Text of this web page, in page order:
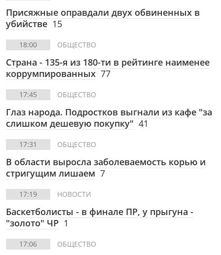
Присяжные оправдали двух обвиненных в
убийстве 15
18:00 ОБЩЕСТВО
Страна - 135-я из 180-ти в рейтинге наименее
коррумпированных 77
17:45 ОБЩЕСТВО
Глаз народа. Подростков выгнали из кафе "за
слишком дешевую покупку" 41
17:31 ОБЩЕСТВО
В области выросла заболеваемость корью и
стригущим лишаем 7
17:19 НОВОСТИ
Баскетболисты - в финале ПР, у прыгуна -
"золото" ЧР 1
17:06 ОБЩЕСТВО